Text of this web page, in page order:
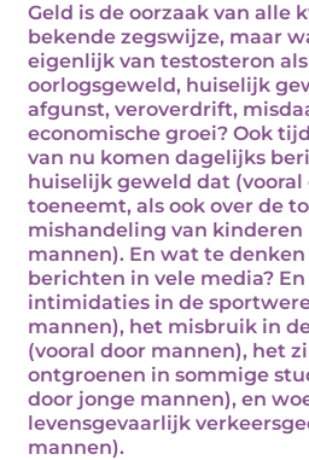
Geld is de oorzaak van alle
bekende zegswijze, maar
eigenlijk van testosteron
oorlogsgeweld, huiselijk
afgunst, veroverdrift,
economische groei? Ook
van nu komen dagelijks
huiselijk geweld dat
toeneemt, als ook over de
mishandeling van kinderen
mannen). En wat te denken
berichten in vele media?
intimidaties in de
mannen), het misbruik in
(vooral door mannen), het
ontgroenen in sommige
door jonge mannen), en
levensgevaarlijk
mannen).